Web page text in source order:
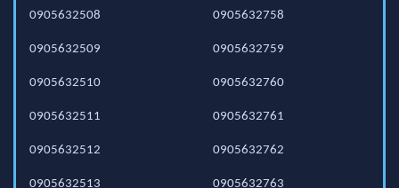
0905632508
0905632509
0905632510
0905632511
0905632512
0905632513
0905632758
0905632759
0905632760
0905632761
0905632762
0905632763